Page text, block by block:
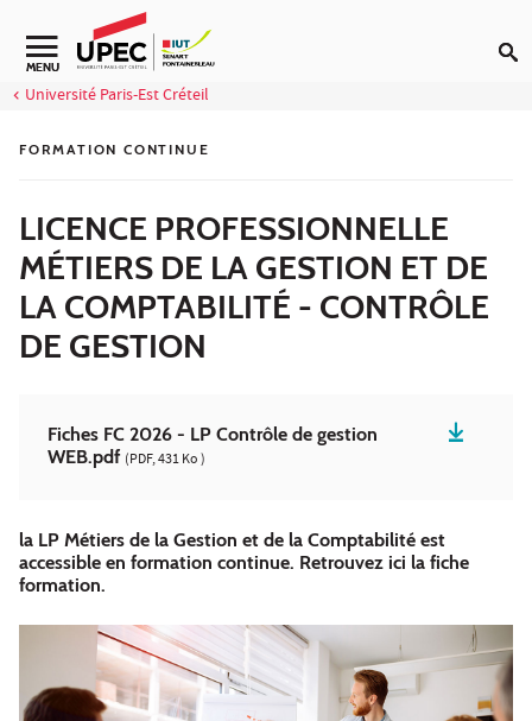
Aller au contenu
Navigation secondaire
MENU
Université Paris-Est Créteil
FORMATION CONTINUE
LICENCE PROFESSIONNELLE
MÉTIERS DE LA GESTION ET DE
LA COMPTABILITÉ - CONTRÔLE
DE GESTION
Fiches FC 2026 - LP Contrôle de gestion
WEB.pdf (PDF, 431 Ko )
la LP Métiers de la Gestion et de la Comptabilité est
accessible en formation continue. Retrouvez ici la fiche
formation.